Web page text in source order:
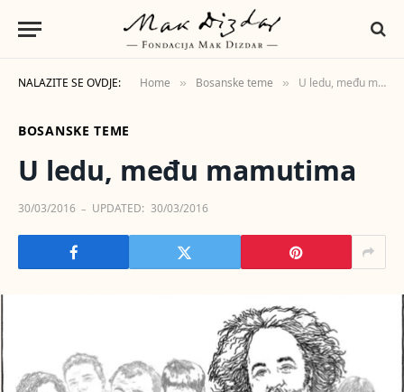
NALAZITE SE OVDJE: Home » Bosanske teme » U ledu, među mamutima
BOSANSKE TEME
U ledu, među mamutima
30/03/2016 UPDATED: 30/03/2016